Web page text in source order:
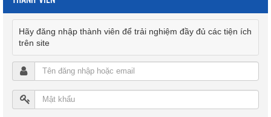
Hãy đăng nhập thành viên để trải nghiệm đầy đủ các tiện ích
trên site